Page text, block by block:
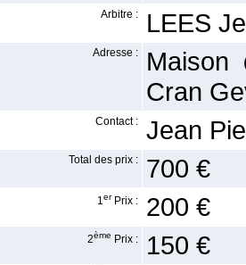
Arbitre : LEES
Adresse :
Maison
Cran
Contact : Jean
Total des prix : 700 €
1er Prix : 200 €
2ème Prix : 150 €